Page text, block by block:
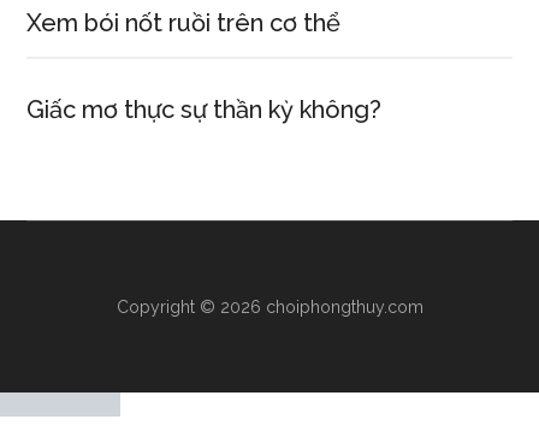
Xem bói nốt ruồi trên cơ thể
Giấc mơ thực sự thần kỳ không?
Copyright © 2026 choiphongthuy.com